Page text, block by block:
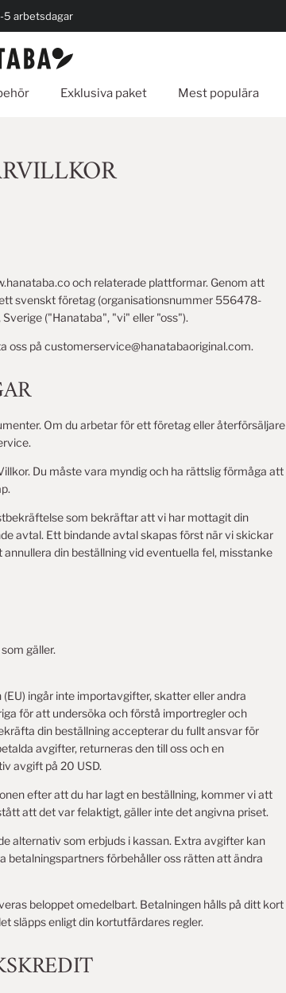
5 arbetsdagar
Exklusiva paket Mest populära
och relaterade plattformar. Genom att
svenskt företag (organisationsnummer 556478-
("Hanataba", "vi" eller "oss").
oss på customerservice@hanatabaoriginal.com.
Om du arbetar för ett företag eller återförsäljare
Du måste vara myndig och ha rättslig förmåga att
som bekräftar att vi har mottagit din
avtal. Ett bindande avtal skapas först när vi skickar
din beställning vid eventuella fel, misstanke
gäller.
ingår inte importavgifter, skatter eller andra
för att undersöka och förstå importregler och
din beställning accepterar du fullt ansvar för
avgifter, returneras den till oss och en
avgift på 20 USD.
efter att du har lagt en beställning, kommer vi att
att det var felaktigt, gäller inte det angivna priset.
alternativ som erbjuds i kassan. Extra avgifter kan
betalningspartners förbehåller oss rätten att ändra
beloppet omedelbart. Betalningen hålls på ditt kort
släpps enligt din kortutfärdares regler.